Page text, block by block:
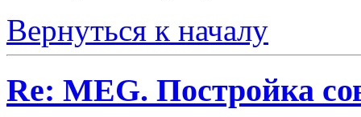
Вернуться к началу
Re: MEG. Постройка